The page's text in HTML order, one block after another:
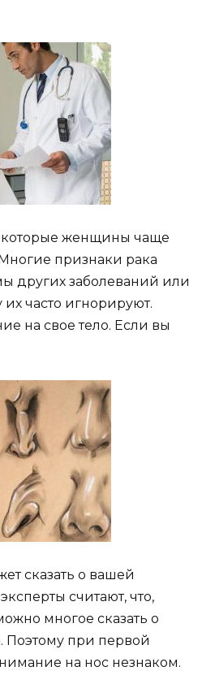
которые женщины чаще
признаки рака
других заболеваний или
их часто игнорируют.
на свое тело. Если вы
сказать о вашей
считают, что,
многое сказать о
Поэтому при первой
на нос незнаком.